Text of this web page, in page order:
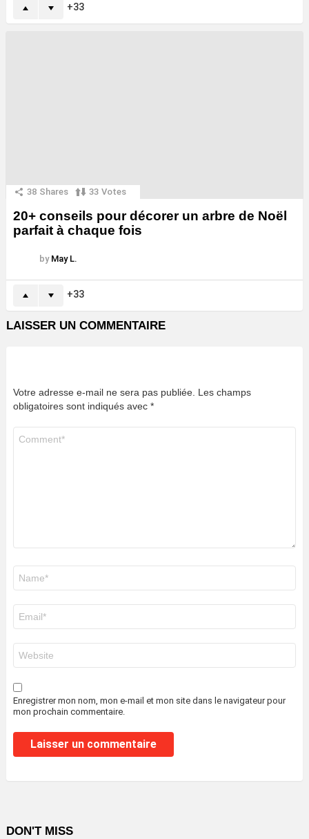
33
38 Shares 33 Votes
20+ conseils pour décorer un arbre de Noël
parfait à chaque fois
by May L.
33
LAISSER UN COMMENTAIRE
Votre adresse e-mail ne sera pas publiée. Les champs
obligatoires sont indiqués avec *
mail
*
web
Enregistrer mon nom, mon e-mail et mon site dans le navigateur pour
mon prochain commentaire.
DON'T MISS